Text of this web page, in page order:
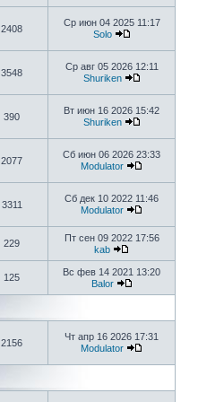
2408
Ср июн 04 2025 11:17
Solo
3548
Ср авг 05 2026 12:11
Shuriken
390
Вт июн 16 2026 15:42
Shuriken
2077
Сб июн 06 2026 23:33
Modulator
3311
Сб дек 10 2022 11:46
Modulator
229
Пт сен 09 2022 17:56
kab
125
Вс фев 14 2021 13:20
Balor
2156
Чт апр 16 2026 17:31
Modulator